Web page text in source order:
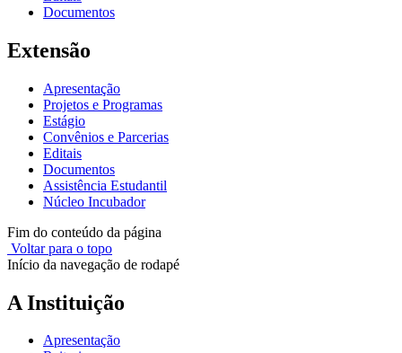
Documentos
Extensão
Apresentação
Projetos e Programas
Estágio
Convênios e Parcerias
Editais
Documentos
Assistência Estudantil
Núcleo Incubador
Fim do conteúdo da página
Voltar para o topo
Início da navegação de rodapé
A Instituição
Apresentação